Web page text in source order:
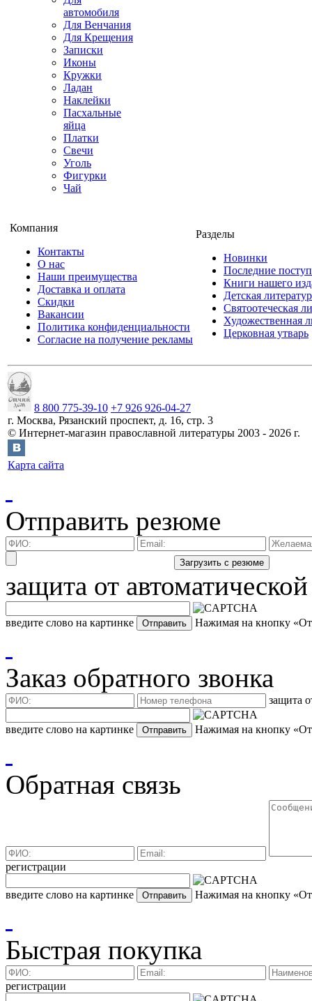
автомобиля
Для Венчания
Для Крещения
Записки
Иконы
Кружки
Ладан
Наклейки
Пасхальные
яйца
Платки
Свечи
Уголь
Фигурки
Чай
Компания
Контакты
О нас
Наши преимущества
Доставка и оплата
Скидки
Вакансии
Политика конфиденциальности
Согласие на получение рекламы
Разделы
Новинки
Последние
Книги нашего
Детская
Святоотеческая
Художественная
Церковная утварь
8 800 775-39-10 +7 926 926-04-27
г. Москва, Рязанский проспект, д. 16, стр. 3
© Интернет-магазин православной литературы 2003 - 2026 г.
Карта сайта
Отправить резюме
защита от
введите слово на картинке Нажимая на кнопку
Заказ обратного звонка
защита
введите слово на картинке Нажимая на кнопку
Обратная связь
регистрации
введите слово на картинке Нажимая на кнопку
Быстрая покупка
регистрации